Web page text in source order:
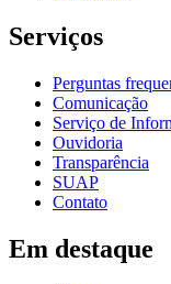
Serviços
Perguntas
Comunicação
Serviço de
Ouvidoria
Transparência
SUAP
Contato
Em destaque